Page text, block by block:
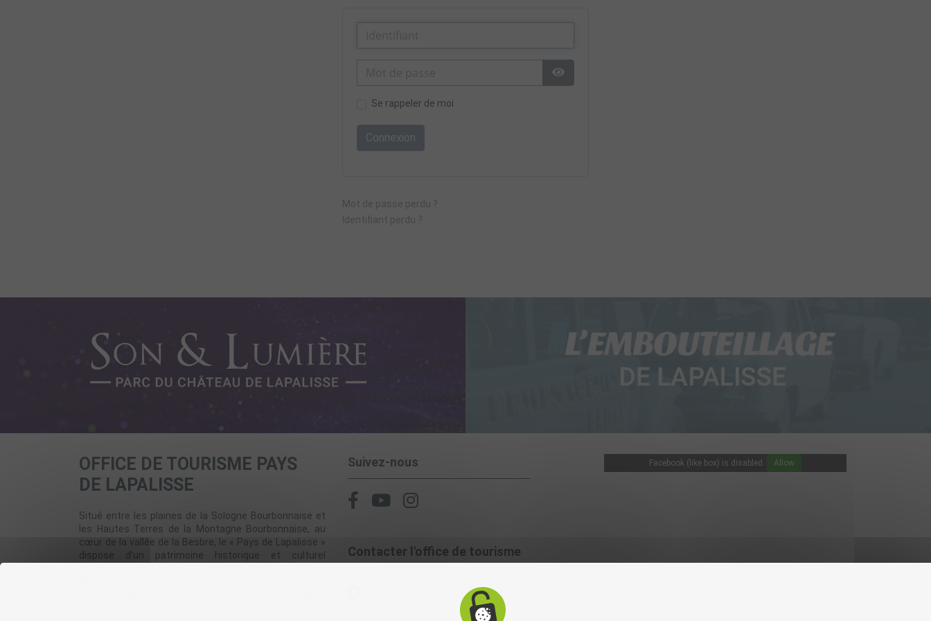
Afficher le mot de passe
Se rappeler de moi
Connexion
Mot de passe perdu ?
Identifiant perdu ?
OFFICE DE TOURISME PAYS
DE LAPALISSE
Situé entre les plaines de la Sologne Bourbonnaise et
les Hautes Terres de la Montagne Bourbonnaise, au
cœur de la vallée de la Besbre, le « Pays de Lapalisse »
dispose d’un patrimoine historique et culturel
Suivez-nous
Contacter l'office de tourisme
9 Place Charles Bécaud
Facebook (like box) is disabled. Allow